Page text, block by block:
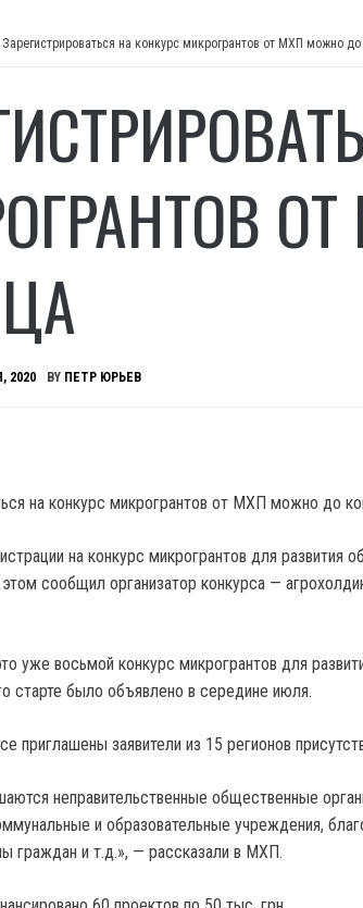
Зарегистрироваться на конкурс микрогрантов от МХП можно
2020 BY ПЕТР ЮРЬЕВ
на конкурс микрогрантов для развития
сообщил организатор конкурса —
уже восьмой конкурс микрогрантов для
старте было объявлено в середине июля.
приглашены заявители из 15 регионов
неправительственные общественные
и образовательные учреждения,
граждан и т.д.», — рассказали в МХП.